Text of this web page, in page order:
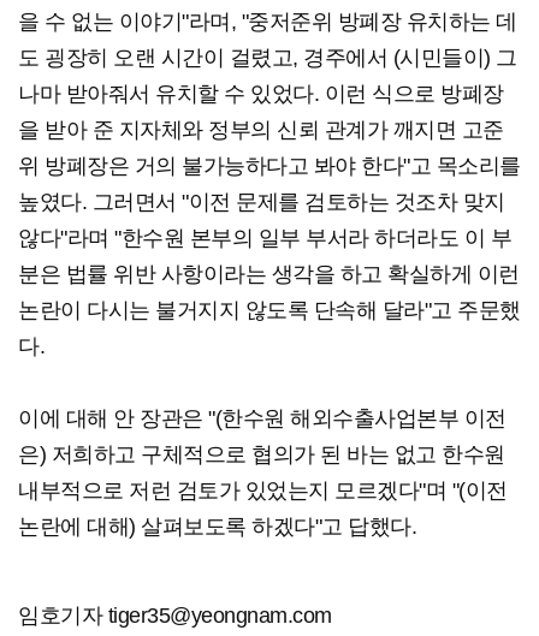
을 수 없는 이야기"라며, "중저준위 방폐장 유치하는 데
도 굉장히 오랜 시간이 걸렸고, 경주에서 (시민들이) 그
나마 받아줘서 유치할 수 있었다. 이런 식으로 방폐장
을 받아 준 지자체와 정부의 신뢰 관계가 깨지면 고준
위 방폐장은 거의 불가능하다고 봐야 한다"고 목소리를
높였다. 그러면서 "이전 문제를 검토하는 것조차 맞지
않다"라며 "한수원 본부의 일부 부서라 하더라도 이 부
분은 법률 위반 사항이라는 생각을 하고 확실하게 이런
논란이 다시는 불거지지 않도록 단속해 달라"고 주문했
다.
이에 대해 안 장관은 "(한수원 해외수출사업본부 이전
은) 저희하고 구체적으로 협의가 된 바는 없고 한수원
내부적으로 저런 검토가 있었는지 모르겠다"며 "(이전
논란에 대해) 살펴보도록 하겠다"고 답했다.
임호기자 tiger35@yeongnam.com